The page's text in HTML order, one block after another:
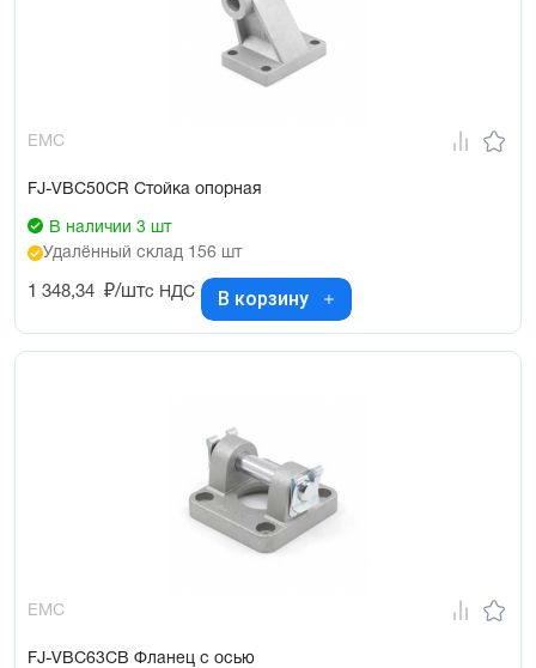
EMC
FJ-VBC50CR Стойка опорная
В наличии 3 шт
Удалённый склад 156 шт
1 348,34 ₽/штс НДС В корзину
EMC
FJ-VBC63CB Фланец с осью